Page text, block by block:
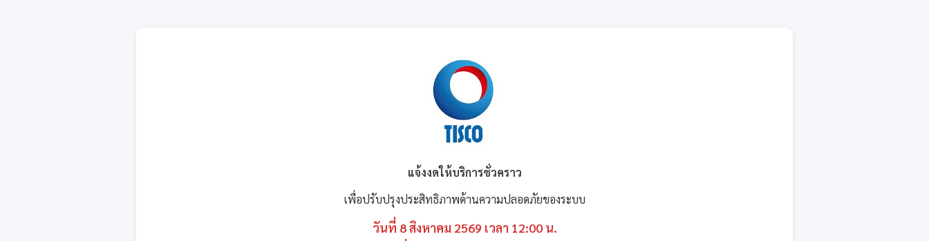
แจ้งงดให้บริการชั่วคราว
เพื่อปรับปรุงประสิทธิภาพด้านความปลอดภัยของระบบ
วันที่ 8 สิงหาคม 2569 เวลา 12:00 น.